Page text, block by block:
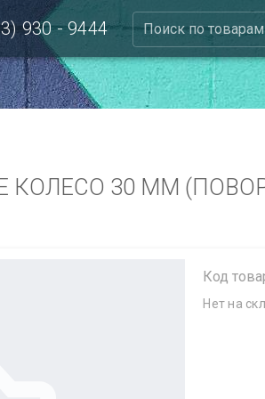
930 - 9444 Поиск по товарам
КОЛЕСО 30 ММ
Код
Нет на